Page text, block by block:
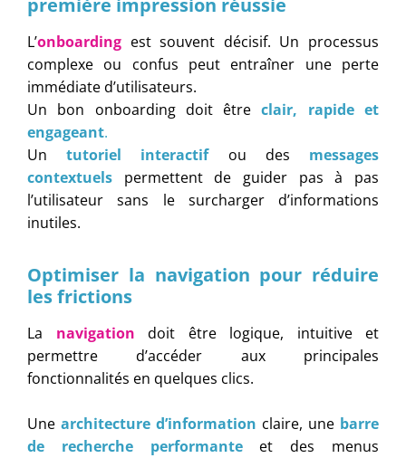
première impression réussie
L’onboarding est souvent décisif. Un processus
complexe ou confus peut entraîner une perte
immédiate d’utilisateurs.
Un bon onboarding doit êtreclair, rapide et
engageant.
Untutoriel interactifou des messages
contextuels permettent de guider pas à pas
l’utilisateur sans le surcharger d’informations
inutiles.
Optimiser la navigation pour réduire
les frictions
La navigation doit être logique, intuitive et
permettre d’accéder aux principales
fonctionnalités en quelques clics.
Une architecture d’information claire, une barre
de recherche performanteet des menus